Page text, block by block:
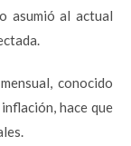
asumió al actual
conocido
hace que